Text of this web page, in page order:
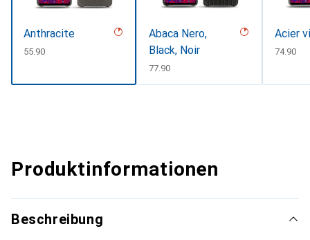
Anthracite
CHF
55.90
Abaca Nero,
Black, Noir
CHF
77.90
Acier
CHF
74.90
Produktinformationen
Beschreibung